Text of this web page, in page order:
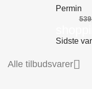
Permin
Sidste
Alle tilbudsvarer